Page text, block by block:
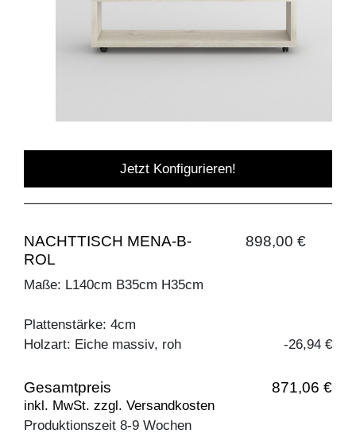
Jetzt Konfigurieren!
NACHTTISCH MENA-B-
ROL
898,00 €
Maße: L140cm B35cm H35cm
Plattenstärke: 4cm
Holzart: Eiche massiv, roh
-26,94 €
Gesamtpreis 871,06 €
inkl. MwSt. zzgl. Versandkosten
Produktionszeit 8-9 Wochen